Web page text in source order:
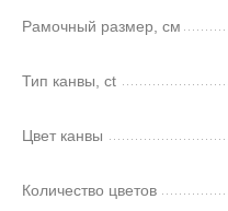
Рамочный размер, см
Тип канвы, ct
Цвет канвы
Количество цветов